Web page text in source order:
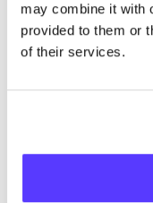
may combine it with
provided to them or
of their services.
trouver des